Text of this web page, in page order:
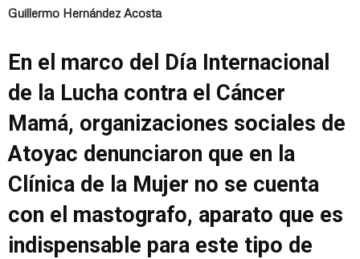
Guillermo Hernández Acosta
En el marco del Día Internacional
de la Lucha contra el Cáncer
Mamá, organizaciones sociales de
Atoyac denunciaron que en la
Clínica de la Mujer no se cuenta
con el mastografo, aparato que es
indispensable para este tipo de